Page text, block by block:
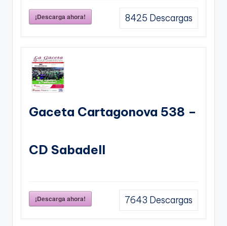
¡Descarga ahora! 8425 Descargas
Gaceta Cartagonova 538 –
CD Sabadell
¡Descarga ahora! 7643 Descargas